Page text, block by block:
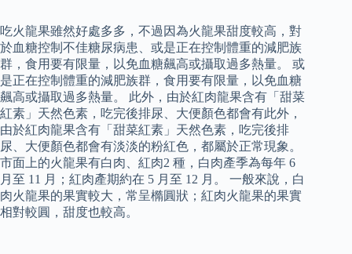
吃火龍果雖然好處多多，不過因為火龍果甜度較高，對
於血糖控制不佳糖尿病患、或是正在控制體重的減肥族
群，食用要有限量，以免血糖飆高或攝取過多熱量。 或
是正在控制體重的減肥族群，食用要有限量，以免血糖
飆高或攝取過多熱量。 此外，由於紅肉龍果含有「甜菜
紅素」天然色素，吃完後排尿、大便顏色都會有此外，
由於紅肉龍果含有「甜菜紅素」天然色素，吃完後排
尿、大便顏色都會有淡淡的粉紅色，都屬於正常現象。
市面上的火龍果有白肉、紅肉2 種，白肉產季為每年 6
月至 11 月；紅肉產期約在 5 月至 12 月。 一般來說，白
肉火龍果的果實較大，常呈橢圓狀；紅肉火龍果的果實
相對較圓，甜度也較高。